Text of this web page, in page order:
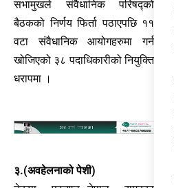
सभामुखले संवैधानिक परिषद्को
बैठकको निर्णय फिर्ता पठाएपछि ११
वटा संवैधानिक आयोगहरुमा गर्न
खोजिएको ३८ पदाधिकारीको नियुक्ति
धरापमा ।
३.(अवहेलनाको पेशी)